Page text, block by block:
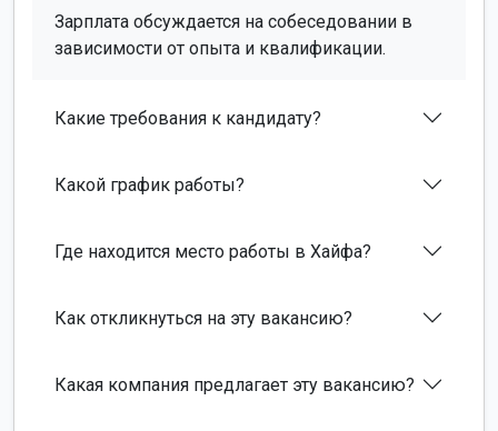
Зарплата обсуждается на собеседовании в
зависимости от опыта и квалификации.
Какие требования к кандидату?
Какой график работы?
Где находится место работы в Хайфа?
Как откликнуться на эту вакансию?
Какая компания предлагает эту вакансию?